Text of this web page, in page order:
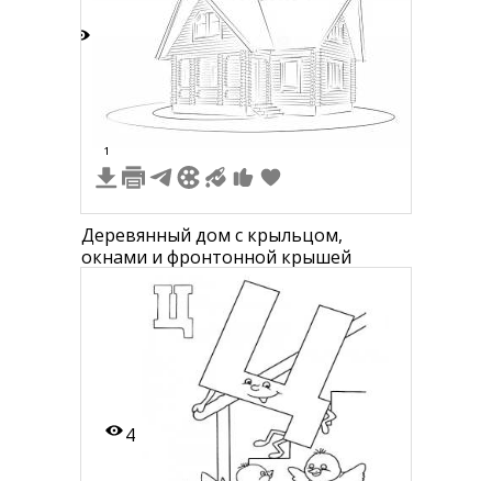
1
Деревянный дом с крыльцом,
окнами и фронтонной крышей
4